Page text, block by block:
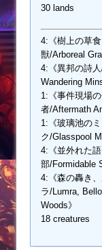
30 lands
4:《樹上の草食
獣/Arboreal
4:《異邦の詩
Wandering
1:《事件現場
者/Aftermath
1:《玻璃池の
ク/Glasspool
4:《並外れた語
部/Formidable
4:《森の轟き
ラ/Lumra,
Woods》
18 creatures